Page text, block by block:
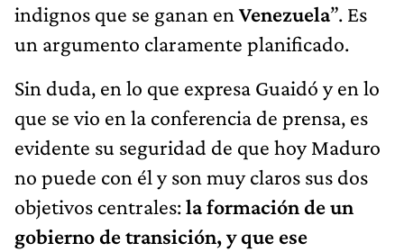
indignos que se ganan en Venezuela”. Es
un argumento claramente planificado.
Sin duda, en lo que expresa Guaidó y en lo
que se vio en la conferencia de prensa, es
evidente su seguridad de que hoy Maduro
no puede con él y son muy claros sus dos
objetivos centrales:la formación de un
gobierno de transición, y que ese